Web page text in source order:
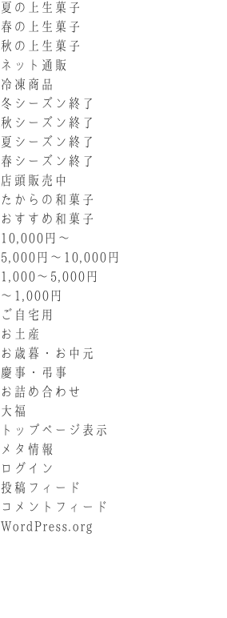
夏の上生菓子
春の上生菓子
秋の上生菓子
ネット通販
冷凍商品
冬シーズン終了
秋シーズン終了
夏シーズン終了
春シーズン終了
店頭販売中
たからの和菓子
おすすめ和菓子
10,000円〜
5,000円〜10,000円
1,000〜5,000円
〜1,000円
ご自宅用
お土産
お歳暮・お中元
慶事・弔事
お詰め合わせ
大福
トップページ表示
メタ情報
ログイン
投稿フィード
コメントフィード
WordPress.org